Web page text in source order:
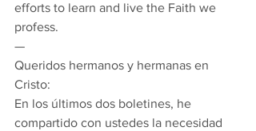
efforts to learn and live the Faith we
profess.
—
Queridos hermanos y hermanas en
Cristo:
En los últimos dos boletines, he
compartido con ustedes la necesidad